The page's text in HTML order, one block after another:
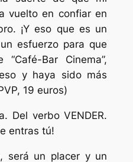
vuelto en confiar en
¡Y eso que es un
esfuerzo para que
Bar Cinema”,
y haya sido más
19 euros)
Del verbo VENDER.
entras tú!
será un placer y un